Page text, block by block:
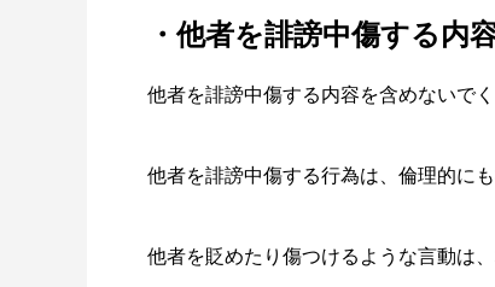
・他者を誹謗中傷する内
他者を誹謗中傷する内容を含めないでく
他者を誹謗中傷する行為は、倫理的に
他者を貶めたり傷つけるような言動は